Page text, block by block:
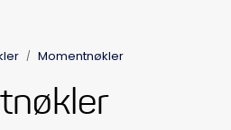
Momentnøkler